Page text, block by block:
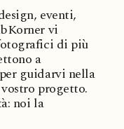
eventi,
vi
di più
a
guidarvi nella
progetto.
noi la